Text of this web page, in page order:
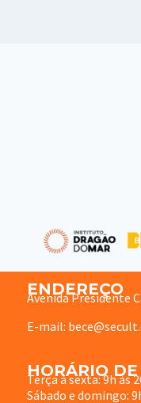
ENDEREÇO
Avenida Presidente
E-mail:
HORÁRIO
Terça à sexta: 9h às
Sábado e domingo: